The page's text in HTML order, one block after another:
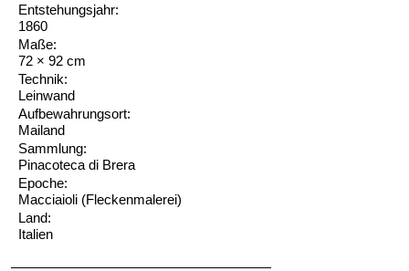
Entstehungsjahr:
1860
Maße:
72 × 92 cm
Technik:
Leinwand
Aufbewahrungsort:
Mailand
Sammlung:
Pinacoteca di Brera
Epoche:
Macciaioli (Fleckenmalerei)
Land:
Italien